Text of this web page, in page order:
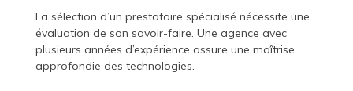
La sélection d’un prestataire spécialisé nécessite une
évaluation de son savoir-faire. Une agence avec
plusieurs années d’expérience assure une maîtrise
approfondie des technologies.